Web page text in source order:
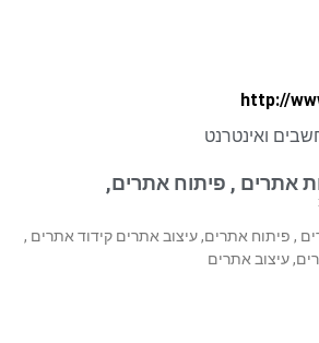
ואינטרנט
אתרים , פיתוח אתרים,
, פיתוח אתרים, עיצוב אתרים קידוד אתרים ,
עיצוב אתרים